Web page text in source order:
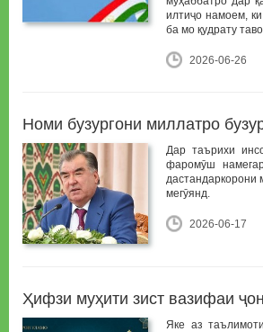
илтиҷо намоем,
ба мо қудрату
2026-06-26
Номи бузургони миллатро
Дар таърихи
фаромӯш
дастандаркорони
мегӯянд.
2026-06-17
Ҳифзи муҳити зист вазифаи
Яке аз